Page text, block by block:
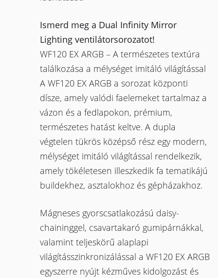
Ismerd meg a Dual Infinity Mirror
Lighting ventilátorsorozatot!
WF120 EX ARGB – A természetes textúra
találkozása a mélységet imitáló világítással
A WF120 EX ARGB a sorozat központi
dísze, amely valódi faelemeket tartalmaz a
vázon és a fedlapokon, prémium,
természetes hatást keltve. A dupla
végtelen tükrös középső rész egy modern,
mélységet imitáló világítással rendelkezik,
amely tökéletesen illeszkedik fa tematikájú
buildekhez, asztalokhoz és gépházakhoz.
Mágneses gyorscsatlakozású daisy-
chaininggel, csavartakaró gumipárnákkal,
valamint teljeskörű alaplapi
világításszinkronizálással a WF120 EX ARGB
egyszerre nyújt kézműves kidolgozást és